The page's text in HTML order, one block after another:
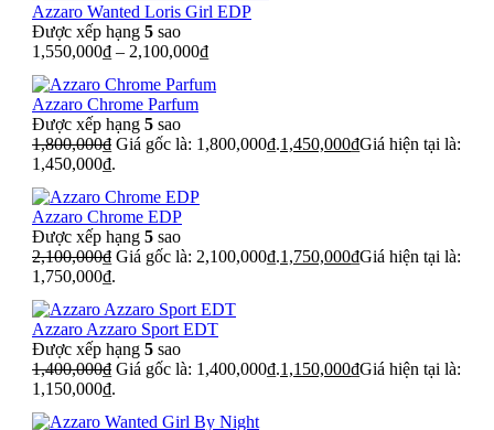
Azzaro Wanted Loris Girl EDP
Được xếp hạng 5 sao
1,550,000₫ – 2,100,000₫
Azzaro Chrome Parfum
Được xếp hạng 5 sao
1,800,000₫ Giá gốc là: 1,800,000₫.1,450,000₫Giá hiện tại là:
1,450,000₫.
Azzaro Chrome EDP
Được xếp hạng 5 sao
2,100,000₫ Giá gốc là: 2,100,000₫.1,750,000₫Giá hiện tại là:
1,750,000₫.
Azzaro Azzaro Sport EDT
Được xếp hạng 5 sao
1,400,000₫ Giá gốc là: 1,400,000₫.1,150,000₫Giá hiện tại là:
1,150,000₫.